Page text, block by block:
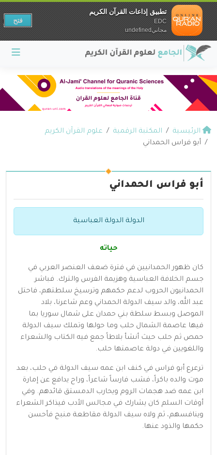
الرئيسية المكتبة الرقمية
علوم القرآن الكريم
أبو فراس الحمداني
أبو فراس الحمداني
الدولة الدولة العباسية
حياته
كان ظهور الحمدانيين في فترة ضعف العنصر العربي في
جسم الخلافة العباسية وهزيمة الفرس والترك. فباشر
الحمدانيون الحروب لدعم حكمهم وترسيخ سلطتهم، فاحتل
عبد الله، والد سيف الدولة الحمداني وعم شاعرنا، بلاد
الموصل وبسط سلطة بني حمدان على شمال سوريا بما
فيها عاصمة الشمال حلب وما حولها وتملك سيف الدولة
حمص ثم حلب حيث أنشأ بلاطاً جمع فيه الكتاب والشعراء
واللغويين في دولة عاصمتها حلب.
ترعرع أبو فراس في كنف ابن عمه سيف الدولة في حلب، بعد
موت والده باكراً، فشب فارساً شاعراً، وراح يدافع عن إمارة
ابن عمه ضد هجمات الروم ويحارب الدمستق قائدهم. وفي
أوقات السلم كان يشارك في مجالس الأدب فيذاكر الشعراء
وينافسهم، ثم ولاه سيف الدولة مقاطعة منبج فأحسن
حكمها والذود عنها.
تطبيق إذاعات القرآن الكريم
EDC
مجانيundefined
فتح